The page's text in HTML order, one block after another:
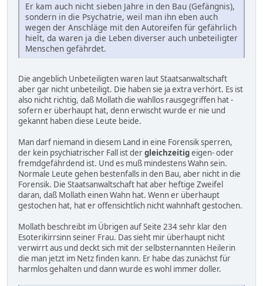
Er kam auch nicht sieben Jahre in den Bau (Gefängnis),
sondern in die Psychatrie, weil man ihn eben auch
wegen der Anschläge mit den Autoreifen für gefährlich
hielt, da waren ja die Leben diverser auch unbeteiligter
Menschen gefährdet.
Die angeblich Unbeteiligten waren laut Staatsanwaltschaft
aber gar nicht unbeteiligt. Die haben sie ja extra verhört. Es ist
also nicht richtig, daß Mollath die wahllos rausgegriffen hat -
sofern er überhaupt hat, denn erwischt wurde er nie und
gekannt haben diese Leute beide.
Man darf niemand in diesem Land in eine Forensik sperren,
der kein psychiatrischer Fall ist dergleichzeitigeigen- oder
fremdgefährdend ist. Und es muß mindestens Wahn sein.
Normale Leute gehen bestenfalls in den Bau, aber nicht in die
Forensik. Die Staatsanwaltschaft hat aber heftige Zweifel
daran, daß Mollath einen Wahn hat. Wenn er überhaupt
gestochen hat, hat er offensichtlich nicht wahnhaft gestochen.
Mollath beschreibt im Übrigen auf Seite 234 sehr klar den
Esoterikirrsinn seiner Frau. Das sieht mir überhaupt nicht
verwirrt aus und deckt sich mit der selbsternannten Heilerin
die man jetzt im Netz finden kann. Er habe das zunächst für
harmlos gehalten und dann wurde es wohl immer doller.